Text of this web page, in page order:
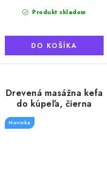
Produkt skladom
DO KOŠÍKA
Drevená masážna kefa
do kúpeľa, čierna
Novinka